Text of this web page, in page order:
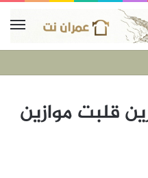
قلبت موازين